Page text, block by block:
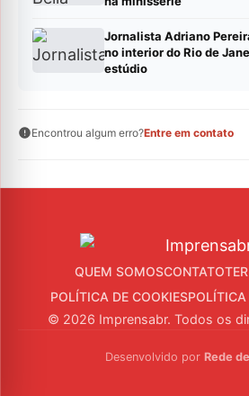
Jornalista Adriano
no interior do Rio de
estúdio
Encontrou algum erro?Entre em contato
QUEM SOMOSCONTATO
POLÍTICA DE COOKIESPOLÍTICA
© 2026 Imprensabr. Todos os
Desenvolvido por Rede